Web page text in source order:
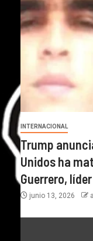
INTERNACIONAL
Trump
Unidos ha
Guerrero,
junio 13, 2026